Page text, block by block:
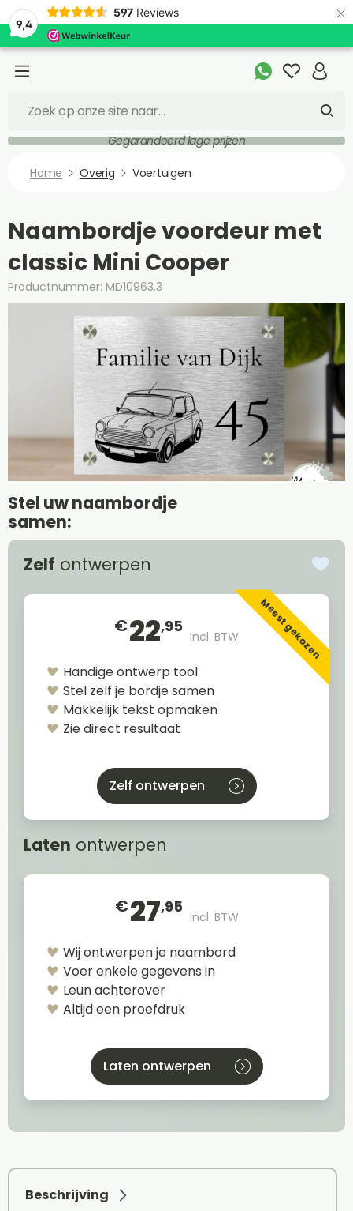
9,4
597 Reviews ×
Gegarandeerd lage prijzen
Home Overig Voertuigen
Naambordje voordeur met
classic Mini Cooper
Productnummer: MD10963.3
Stel uw naambordje
samen:
Zelf ontwerpen
€22,95
Incl. BTW Meest gekozen
Handige ontwerp tool
Stel zelf je bordje samen
Makkelijk tekst opmaken
Zie direct resultaat
Zelf ontwerpen
Laten ontwerpen
€27,95
Incl. BTW
Wij ontwerpen je naambord
Voer enkele gegevens in
Leun achterover
Altijd een proefdruk
Laten ontwerpen
Beschrijving